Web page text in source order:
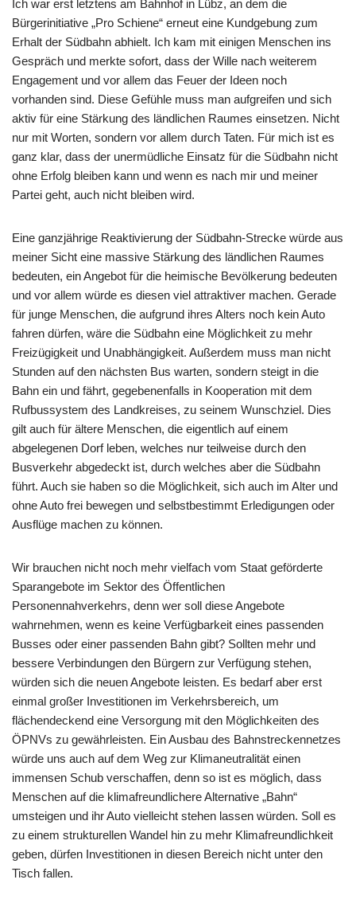
Ich war erst letztens am Bahnhof in Lübz, an dem die
Bürgerinitiative „Pro Schiene“ erneut eine Kundgebung zum
Erhalt der Südbahn abhielt. Ich kam mit einigen Menschen ins
Gespräch und merkte sofort, dass der Wille nach weiterem
Engagement und vor allem das Feuer der Ideen noch
vorhanden sind. Diese Gefühle muss man aufgreifen und sich
aktiv für eine Stärkung des ländlichen Raumes einsetzen. Nicht
nur mit Worten, sondern vor allem durch Taten. Für mich ist es
ganz klar, dass der unermüdliche Einsatz für die Südbahn nicht
ohne Erfolg bleiben kann und wenn es nach mir und meiner
Partei geht, auch nicht bleiben wird.
Eine ganzjährige Reaktivierung der Südbahn-Strecke würde aus
meiner Sicht eine massive Stärkung des ländlichen Raumes
bedeuten, ein Angebot für die heimische Bevölkerung bedeuten
und vor allem würde es diesen viel attraktiver machen. Gerade
für junge Menschen, die aufgrund ihres Alters noch kein Auto
fahren dürfen, wäre die Südbahn eine Möglichkeit zu mehr
Freizügigkeit und Unabhängigkeit. Außerdem muss man nicht
Stunden auf den nächsten Bus warten, sondern steigt in die
Bahn ein und fährt, gegebenenfalls in Kooperation mit dem
Rufbussystem des Landkreises, zu seinem Wunschziel. Dies
gilt auch für ältere Menschen, die eigentlich auf einem
abgelegenen Dorf leben, welches nur teilweise durch den
Busverkehr abgedeckt ist, durch welches aber die Südbahn
führt. Auch sie haben so die Möglichkeit, sich auch im Alter und
ohne Auto frei bewegen und selbstbestimmt Erledigungen oder
Ausflüge machen zu können.
Wir brauchen nicht noch mehr vielfach vom Staat geförderte
Sparangebote im Sektor des Öffentlichen
Personennahverkehrs, denn wer soll diese Angebote
wahrnehmen, wenn es keine Verfügbarkeit eines passenden
Busses oder einer passenden Bahn gibt? Sollten mehr und
bessere Verbindungen den Bürgern zur Verfügung stehen,
würden sich die neuen Angebote leisten. Es bedarf aber erst
einmal großer Investitionen im Verkehrsbereich, um
flächendeckend eine Versorgung mit den Möglichkeiten des
ÖPNVs zu gewährleisten. Ein Ausbau des Bahnstreckennetzes
würde uns auch auf dem Weg zur Klimaneutralität einen
immensen Schub verschaffen, denn so ist es möglich, dass
Menschen auf die klimafreundlichere Alternative „Bahn“
umsteigen und ihr Auto vielleicht stehen lassen würden. Soll es
zu einem strukturellen Wandel hin zu mehr Klimafreundlichkeit
geben, dürfen Investitionen in diesen Bereich nicht unter den
Tisch fallen.